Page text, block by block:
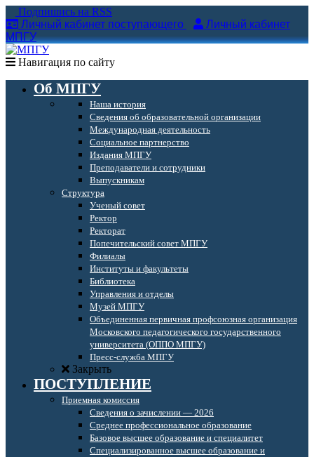
Подпишись на RSS
Личный кабинет поступающего
Личный кабинет
МПГУ
Навигация по сайту
Об МПГУ
Наша история
Сведения об образовательной организации
Международная деятельность
Социальное партнерство
Издания МПГУ
Преподаватели и сотрудники
Выпускникам
Структура
Ученый совет
Ректор
Ректорат
Попечительский совет МПГУ
Филиалы
Институты и факультеты
Библиотека
Управления и отделы
Музей МПГУ
Объединенная первичная профсоюзная организация
Московского педагогического государственного
университета (ОППО МПГУ)
Пресс-служба МПГУ
Закрыть
ПОСТУПЛЕНИЕ
Приемная комиссия
Сведения о зачислении — 2026
Среднее профессиональное образование
Базовое высшее образование и специалитет
Специализированное высшее образование и